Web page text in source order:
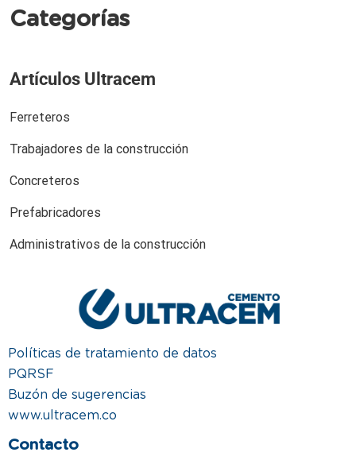
Categorías
Artículos Ultracem
Ferreteros
Trabajadores de la construcción
Concreteros
Prefabricadores
Administrativos de la construcción
Políticas de tratamiento de datos
PQRSF
Buzón de sugerencias
www.ultracem.co
Contacto